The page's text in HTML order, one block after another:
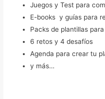
Juegos y Test para
E-books y guías para
Packs de plantillas
6 retos y 4 desafíos
Agenda para crear tu
y más…